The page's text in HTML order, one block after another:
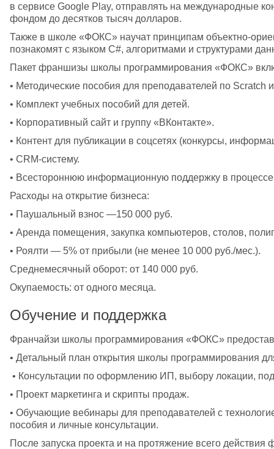
в сервисе Google Play, отправлять на международные
фондом до десятков тысяч долларов.
Также в школе «ФОКС» научат принципам объектно-
познакомят с языком С#, алгоритмами и структурами
Пакет франшизы школы программирования «ФОКС»
• Методические пособия для преподавателей по Scratch
• Комплект учебных пособий для детей.
• Корпоративный сайт и группу «ВКонтакте».
• Контент для публикации в соцсетях (конкурсы,
• CRM-систему.
• Всестороннюю информационную поддержку в
Расходы на открытие бизнеса:
• Паушальный взнос —150 000 руб.
• Аренда помещения, закупка компьютеров, столов,
• Роялти — 5% от прибыли (не менее 10 000 руб./мес.).
Среднемесячный оборот: от 140 000 руб.
Окупаемость: от одного месяца.
Обучение и поддержка
Франчайзи школы программирования «ФОКС»
• Детальный план открытия школы программирования
• Консультации по оформлению ИП, выбору локации,
• Проект маркетинга и скрипты продаж.
• Обучающие вебинары для преподавателей с
пособия и личные консультации.
После запуска проекта и на протяжение всего